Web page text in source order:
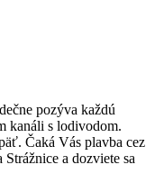
pozýva každú
kanáli s lodivodom.
Čaká Vás plavba cez
a dozviete sa